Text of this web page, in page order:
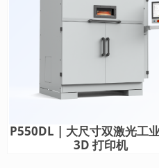
P550DL | 大尺寸双激光工
3D 打印机